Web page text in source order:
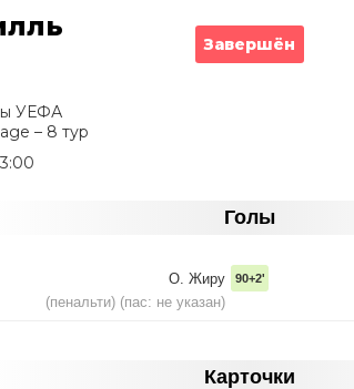
Завершён
УЕФА
– 8 тур
Голы
О. Жиру
(пенальти) (пас: не указан)
90+2'
Карточки